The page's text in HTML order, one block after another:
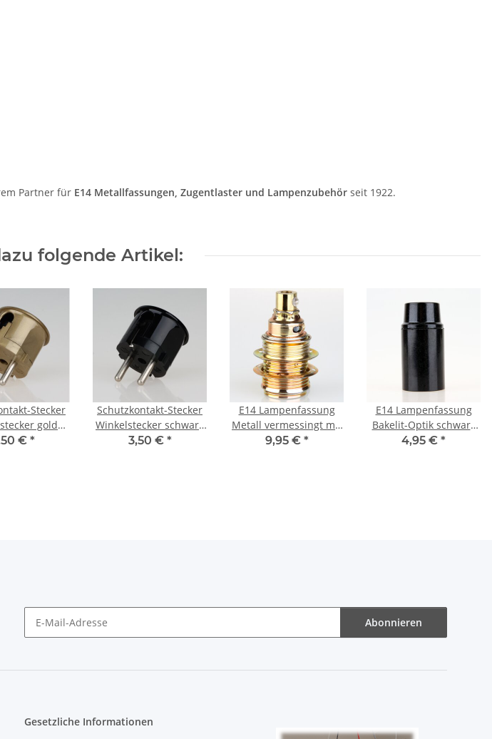
Partner für E14 Metallfassungen, Zugentlaster und Lampenzubehör seit 1922.
folgende Artikel:
Stecker
gold
16A
€ *
Schutzkontakt-Stecker
Winkelstecker schwarz
Bakelit Optik 250V/16A
3,50 € *
E14 Lampenfassung
Metall vermessingt mit
Zugentlastung und 2
9,95 € *
E14 Lampenfassung
Bakelit-Optik schwarz
mit Glattmantel M10x1
4,95 € *
Abonnieren
Gesetzliche Informationen